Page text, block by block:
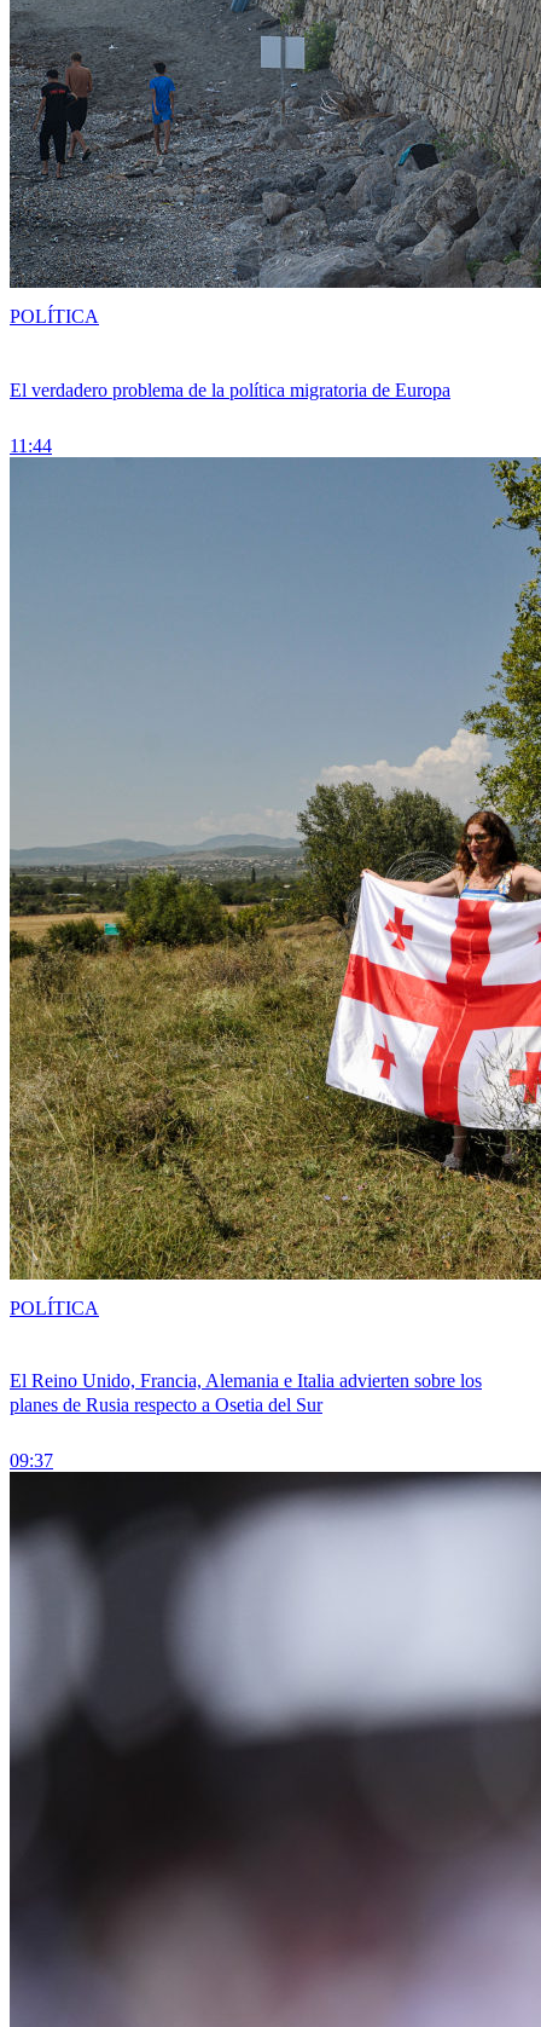
El verdadero problema de la política migratoria de Europa
11:44
POLÍTICA
El Reino Unido, Francia, Alemania e Italia advierten sobre los
planes de Rusia respecto a Osetia del Sur
09:37
POLÍTICA